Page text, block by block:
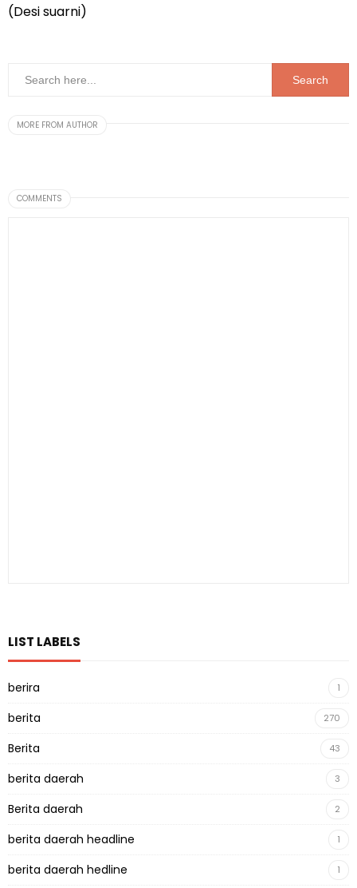
(Desi suarni)
MORE FROM AUTHOR
COMMENTS
LIST LABELS
berira 1
berita 270
Berita 43
berita daerah 3
Berita daerah 2
berita daerah headline 1
berita daerah hedline 1